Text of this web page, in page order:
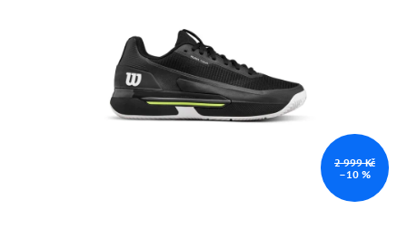
2 999 Kč
–10 %